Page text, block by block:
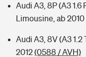
Audi A3, 8P (A3 1.6
Limousine, ab 2010
Audi A3, 8V (A3 1.2
2012(0588 / AVH)